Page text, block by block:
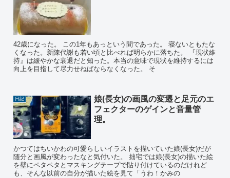
42歳になった。 この1年もあっという間であった。 寝ないともたな
くなった。新陳代謝も若い頃と比べれば明らかに落ちた。 『現状維
持』は緩やかな衰退だと知った。本当の意味で現状を維持するには
向上を目指して尽力せねばならなくなった。 そ
日記
娘(長女)の画風の変遷と足元のエ
フェクターのゲインと音量管
理。
かつてはちいかわの可愛らしいイラストを描いていた娘(長女)だが
随分と画風が変わったなと気付いた。 拙宅では娘(長女)の描いた絵
を壁にペタペタとマスキングテープで貼り付けているのだけれど
も、そんな以前の自分が描いた絵を見て「うわ！かみの